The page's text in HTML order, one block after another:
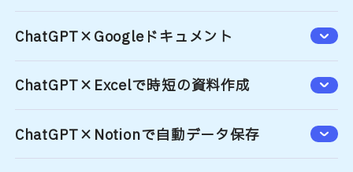
ChatGPT×Googleドキュメント
ChatGPT×Excelで時短の資料作成
ChatGPT×Notionで自動データ保存